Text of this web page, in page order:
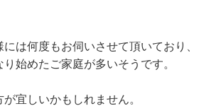
は何度もお伺いさせて頂いており、
始めたご家庭が多いそうです。
宜しいかもしれません。